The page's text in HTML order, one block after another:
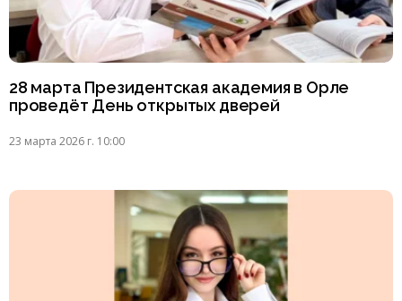
28 марта Президентская академия в Орле
проведёт День открытых дверей
23 марта 2026 г. 10:00